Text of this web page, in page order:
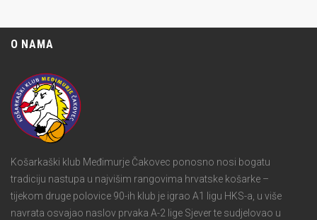
O NAMA
Košarkaški klub Međimurje Čakovec ponosno nosi bogatu
tradiciju nastupa u najvišim rangovima hrvatske košarke –
tijekom druge polovice 90-ih klub je igrao A1 ligu HKS-a, u više
navrata osvajao naslov prvaka A-2 lige Sjever te sudjelovao u